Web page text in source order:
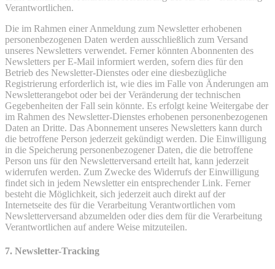
Verantwortlichen.
Die im Rahmen einer Anmeldung zum Newsletter erhobenen
personenbezogenen Daten werden ausschließlich zum Versand
unseres Newsletters verwendet. Ferner könnten Abonnenten des
Newsletters per E-Mail informiert werden, sofern dies für den
Betrieb des Newsletter-Dienstes oder eine diesbezügliche
Registrierung erforderlich ist, wie dies im Falle von Änderungen am
Newsletterangebot oder bei der Veränderung der technischen
Gegebenheiten der Fall sein könnte. Es erfolgt keine Weitergabe der
im Rahmen des Newsletter-Dienstes erhobenen personenbezogenen
Daten an Dritte. Das Abonnement unseres Newsletters kann durch
die betroffene Person jederzeit gekündigt werden. Die Einwilligung
in die Speicherung personenbezogener Daten, die die betroffene
Person uns für den Newsletterversand erteilt hat, kann jederzeit
widerrufen werden. Zum Zwecke des Widerrufs der Einwilligung
findet sich in jedem Newsletter ein entsprechender Link. Ferner
besteht die Möglichkeit, sich jederzeit auch direkt auf der
Internetseite des für die Verarbeitung Verantwortlichen vom
Newsletterversand abzumelden oder dies dem für die Verarbeitung
Verantwortlichen auf andere Weise mitzuteilen.
7. Newsletter-Tracking